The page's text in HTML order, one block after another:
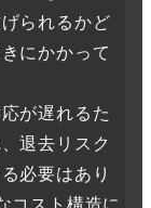
られるかど
にかかって
が遅れるた
退去リスク
必要はあり
コスト構造に